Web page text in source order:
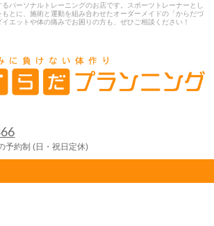
パーソナルトレーニングのお店です。スポーツトレーナーとし
とに、施術と運動を組み合わせたオーダーメイドの「からだづ
エットや体の痛みでお困りの方も、ぜひご相談ください！
予約制 (日・祝日定休)